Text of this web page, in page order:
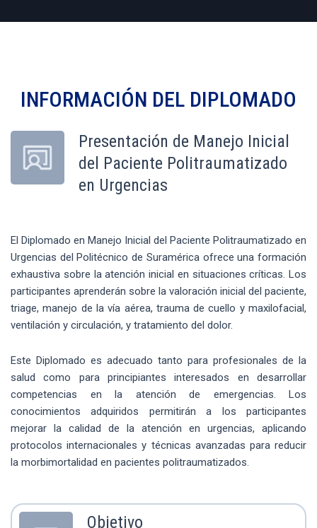
INFORMACIÓN DEL DIPLOMADO
Presentación de Manejo Inicial
del Paciente Politraumatizado
en Urgencias
El Diplomado en Manejo Inicial del Paciente Politraumatizado en
Urgencias del Politécnico de Suramérica ofrece una formación
exhaustiva sobre la atención inicial en situaciones críticas. Los
participantes aprenderán sobre la valoración inicial del paciente,
triage, manejo de la vía aérea, trauma de cuello y maxilofacial,
ventilación y circulación, y tratamiento del dolor.
Este Diplomado es adecuado tanto para profesionales de la
salud como para principiantes interesados en desarrollar
competencias en la atención de emergencias. Los
conocimientos adquiridos permitirán a los participantes
mejorar la calidad de la atención en urgencias, aplicando
protocolos internacionales y técnicas avanzadas para reducir
la morbimortalidad en pacientes politraumatizados.
Objetivo